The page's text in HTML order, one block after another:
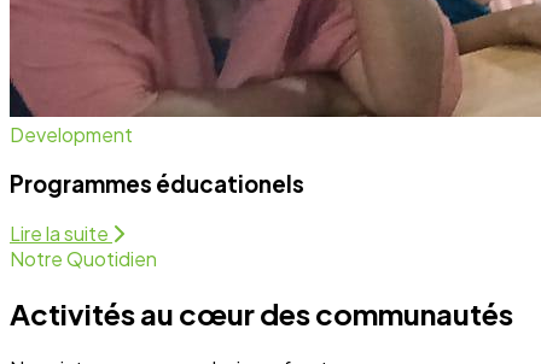
Programmes Éducationels
Activité régulière
Activité régulière